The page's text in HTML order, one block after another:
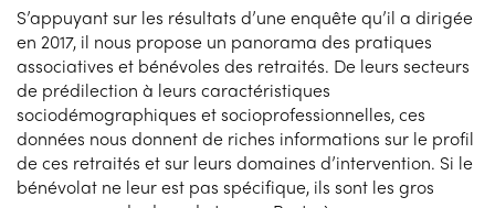
S’appuyant sur les résultats d’une enquête qu’il a dirigée
en 2017, il nous propose un panorama des pratiques
associatives et bénévoles des retraités. De leurs secteurs
de prédilection à leurs caractéristiques
sociodémographiques et socioprofessionnelles, ces
données nous donnent de riches informations sur le profil
de ces retraités et sur leurs domaines d’intervention. Si le
bénévolat ne leur est pas spécifique, ils sont les gros